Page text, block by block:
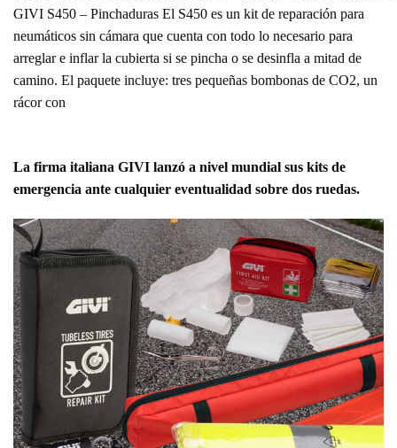
GIVI S450 – Pinchaduras El S450 es un kit de reparación para
neumáticos sin cámara que cuenta con todo lo necesario para
arreglar e inflar la cubierta si se pincha o se desinfla a mitad de
camino. El paquete incluye: tres pequeñas bombonas de CO2, un
rácor con
La firma italiana GIVI lanzó a nivel mundial sus kits de
emergencia ante cualquier eventualidad sobre dos ruedas.